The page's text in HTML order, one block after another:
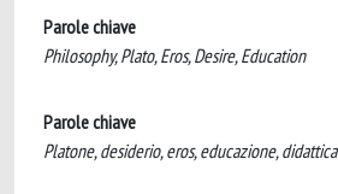
Parole chiave
Philosophy, Plato, Eros, Desire, Education
Parole chiave
Platone, desiderio, eros, educazione, didattica